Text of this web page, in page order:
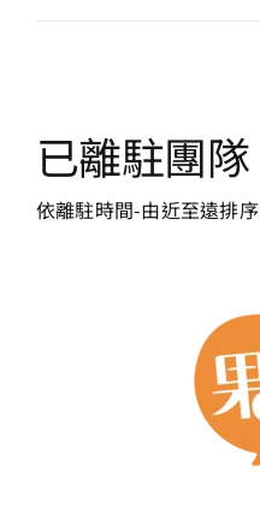
​已離駐團隊
依離駐時間-由近至遠排序